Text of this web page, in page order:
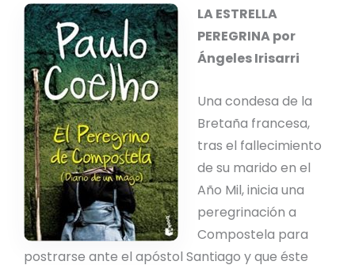
LA ESTRELLA
PEREGRINA por
Ángeles Irisarri
Una condesa de la
Bretaña francesa,
tras el fallecimiento
de su marido en el
Año Mil, inicia una
peregrinación a
Compostela para
postrarse ante el apóstol Santiago y que éste